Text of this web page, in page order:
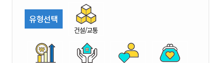
시
유형선택
건설/교통